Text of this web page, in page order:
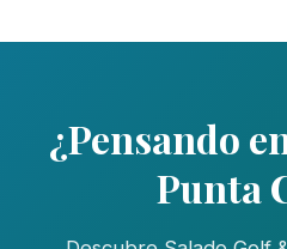
¿Pensando
Punta